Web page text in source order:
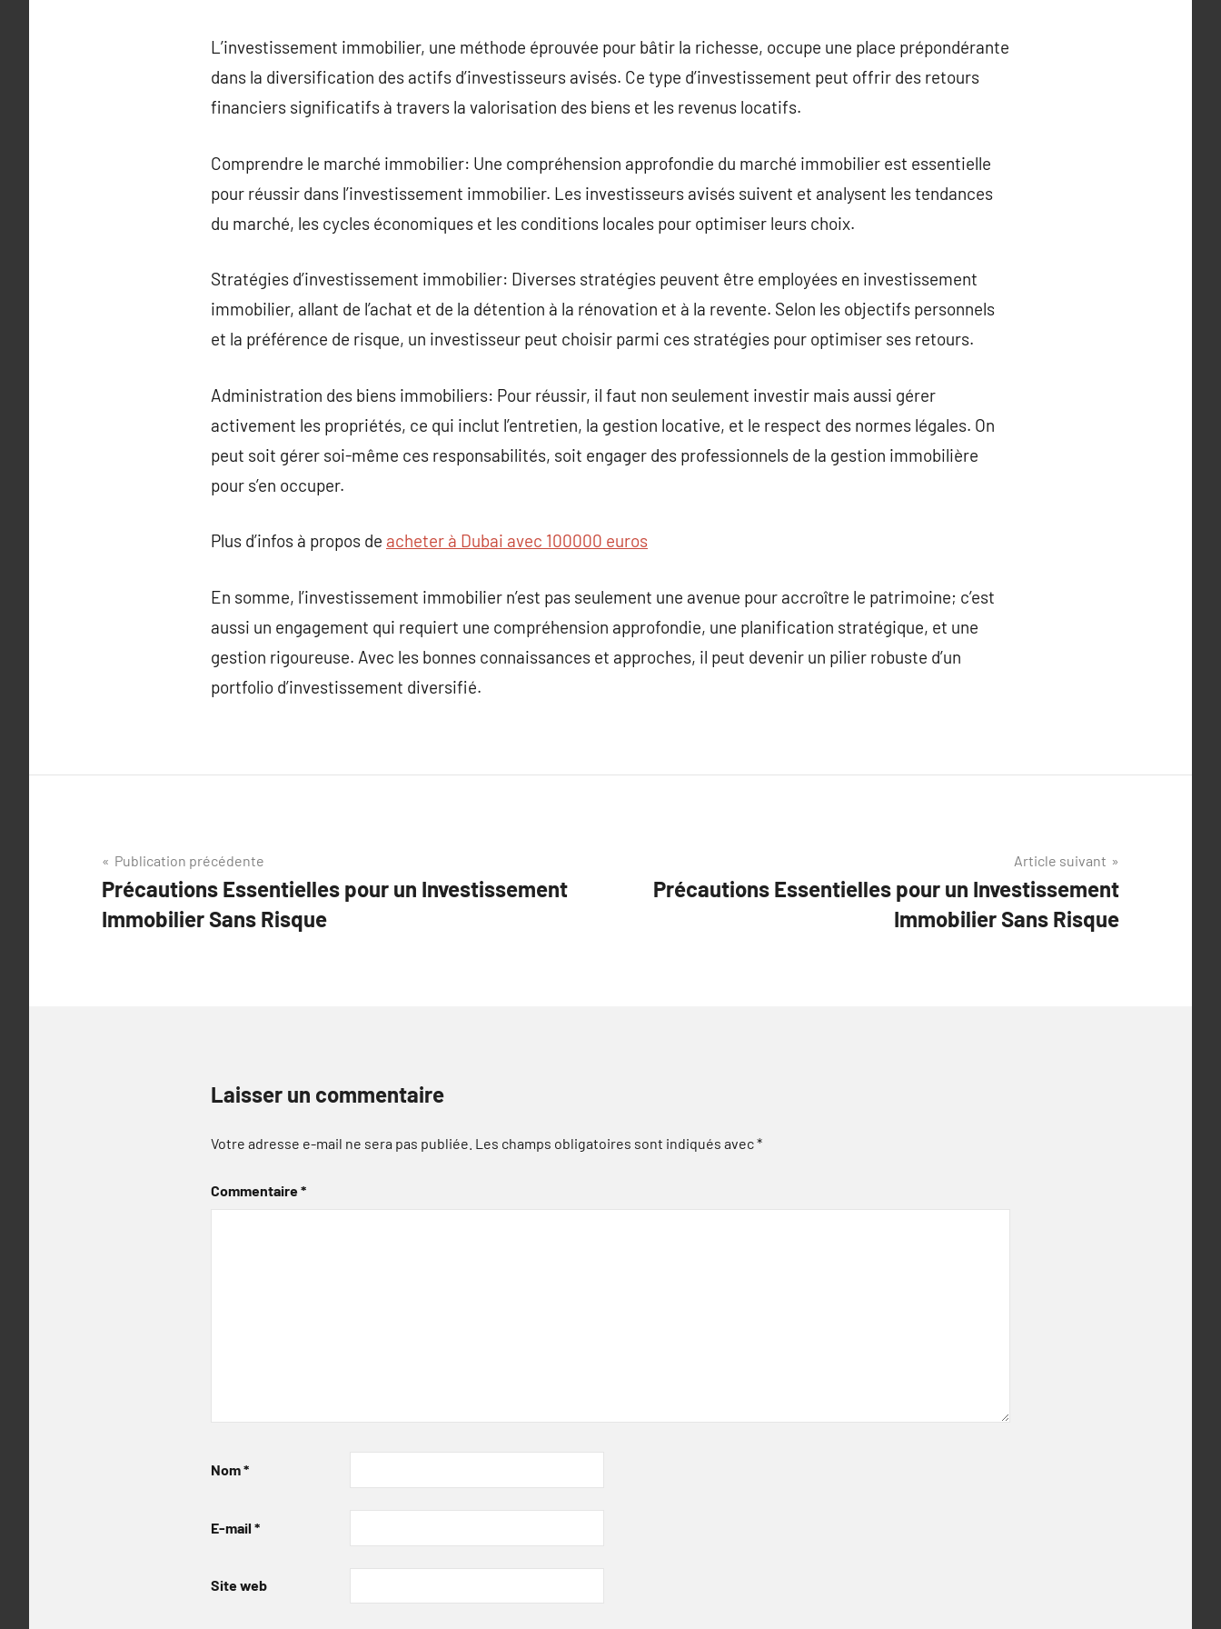
L’investissement immobilier, une méthode éprouvée pour bâtir la richesse, occupe une place prépondérante
dans la diversification des actifs d’investisseurs avisés. Ce type d’investissement peut offrir des retours
financiers significatifs à travers la valorisation des biens et les revenus locatifs.
Comprendre le marché immobilier: Une compréhension approfondie du marché immobilier est essentielle
pour réussir dans l’investissement immobilier. Les investisseurs avisés suivent et analysent les tendances
du marché, les cycles économiques et les conditions locales pour optimiser leurs choix.
Stratégies d’investissement immobilier: Diverses stratégies peuvent être employées en investissement
immobilier, allant de l’achat et de la détention à la rénovation et à la revente. Selon les objectifs personnels
et la préférence de risque, un investisseur peut choisir parmi ces stratégies pour optimiser ses retours.
Administration des biens immobiliers: Pour réussir, il faut non seulement investir mais aussi gérer
activement les propriétés, ce qui inclut l’entretien, la gestion locative, et le respect des normes légales. On
peut soit gérer soi-même ces responsabilités, soit engager des professionnels de la gestion immobilière
pour s’en occuper.
Plus d’infos à propos de acheter à Dubai avec 100000 euros
En somme, l’investissement immobilier n’est pas seulement une avenue pour accroître le patrimoine; c’est
aussi un engagement qui requiert une compréhension approfondie, une planification stratégique, et une
gestion rigoureuse. Avec les bonnes connaissances et approches, il peut devenir un pilier robuste d’un
portfolio d’investissement diversifié.
Navigation
de
l’article
Publication précédente
Précautions Essentielles pour un Investissement
Immobilier Sans Risque
Article suivant
Précautions Essentielles pour un Investissement
Immobilier Sans Risque
Laisser un commentaire
Votre adresse e-mail ne sera pas publiée. Les champs obligatoires sont indiqués avec*
Commentaire*
Nom*
E-mail *
Site web